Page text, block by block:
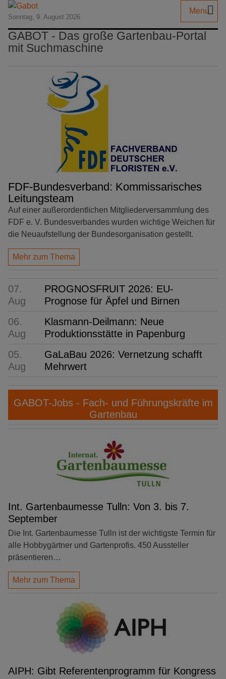
Sonntag, 9. August 2026
Menu
GABOT - Das große Gartenbau-Portal
mit Suchmaschine
FDF-Bundesverband: Kommissarisches
Leitungsteam
Auf einer außerordentlichen Mitgliederversammlung des
FDF e. V. Bundesverbandes wurden wichtige Weichen für
die Neuaufstellung der Bundesorganisation gestellt.
Mehr zum Thema
07.
Aug
PROGNOSFRUIT 2026: EU-
Prognose für Äpfel und Birnen
06.
Aug
Klasmann-Deilmann: Neue
Produktionsstätte in Papenburg
05.
Aug
GaLaBau 2026: Vernetzung schafft
Mehrwert
GABOT-Jobs - Fach- und Führungskräfte im
Gartenbau
Int. Gartenbaumesse Tulln: Von 3. bis 7.
September
Die Int. Gartenbaumesse Tulln ist der wichtigste Termin für
alle Hobbygärtner und Gartenprofis. 450 Aussteller
präsentieren…
Mehr zum Thema
AIPH: Gibt Referentenprogramm für Kongress